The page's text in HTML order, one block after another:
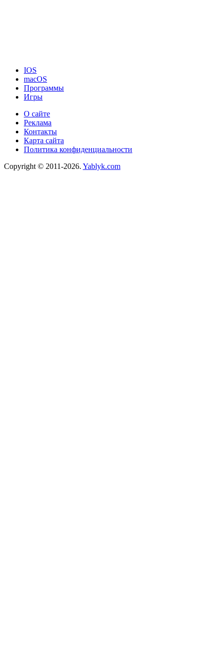
IOS
macOS
Программы
Игры
О сайте
Реклама
Контакты
Карта сайта
Политика конфиденциальности
Copyright © 2011-2026. Yablyk.сom